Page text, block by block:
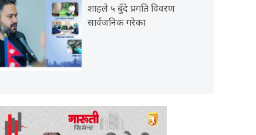
शाहले ५ बुँदे प्रगति विवरण
सार्वजनिक गरेका